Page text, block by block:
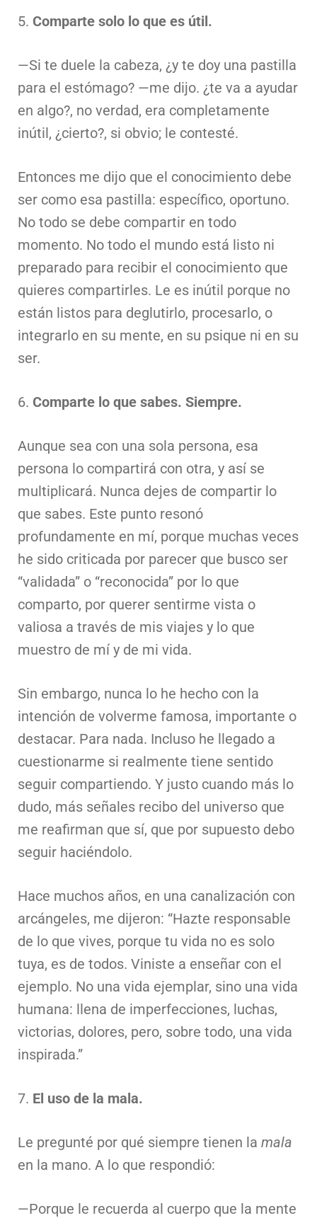
5. Comparte solo lo que es útil.
—Si te duele la cabeza, ¿y te doy una pastilla
para el estómago? —me dijo. ¿te va a ayudar
en algo?, no verdad, era completamente
inútil, ¿cierto?, si obvio; le contesté.
Entonces me dijo que el conocimiento debe
ser como esa pastilla: específico, oportuno.
No todo se debe compartir en todo
momento. No todo el mundo está listo ni
preparado para recibir el conocimiento que
quieres compartirles. Le es inútil porque no
están listos para deglutirlo, procesarlo, o
integrarlo en su mente, en su psique ni en su
ser.
6. Comparte lo que sabes. Siempre.
Aunque sea con una sola persona, esa
persona lo compartirá con otra, y así se
multiplicará. Nunca dejes de compartir lo
que sabes. Este punto resonó
profundamente en mí, porque muchas veces
he sido criticada por parecer que busco ser
“validada” o “reconocida” por lo que
comparto, por querer sentirme vista o
valiosa a través de mis viajes y lo que
muestro de mí y de mi vida.
Sin embargo, nunca lo he hecho con la
intención de volverme famosa, importante o
destacar. Para nada. Incluso he llegado a
cuestionarme si realmente tiene sentido
seguir compartiendo. Y justo cuando más lo
dudo, más señales recibo del universo que
me reafirman que sí, que por supuesto debo
seguir haciéndolo.
Hace muchos años, en una canalización con
arcángeles, me dijeron: “Hazte responsable
de lo que vives, porque tu vida no es solo
tuya, es de todos. Viniste a enseñar con el
ejemplo. No una vida ejemplar, sino una vida
humana: llena de imperfecciones, luchas,
victorias, dolores, pero, sobre todo, una vida
inspirada.”
7. El uso de la mala.
Le pregunté por qué siempre tienen la mala
en la mano. A lo que respondió:
—Porque le recuerda al cuerpo que la mente